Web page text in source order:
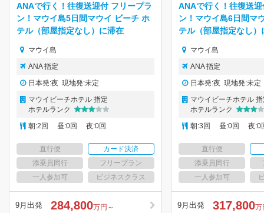
ANAで行く！往復送迎付 フリープラ
ン！マウイ島5日間マウイ ビーチ ホ
テル（部屋指定なし）に滞在
マウイ島
ANA 指定
日本発:夜 現地発:未定
マウイビーチホテル 指定
ホテルランク
朝:2回 昼:0回 夜:0回
直行便
カード決済
添乗員同行
フリープラン
一人参加可
ビジネスクラス
9月出発 284,800万円～
ANAで行く！往復送
ン！マウイ島6日間マ
テル（部屋指定なし）
マウイ島
ANA 指定
日本発:夜 現地発:未定
マウイビーチホテル
ホテルランク
朝:3回 昼:0回 夜:0
直行便
添乗員同行
一人参加可
9月出発 317,800万